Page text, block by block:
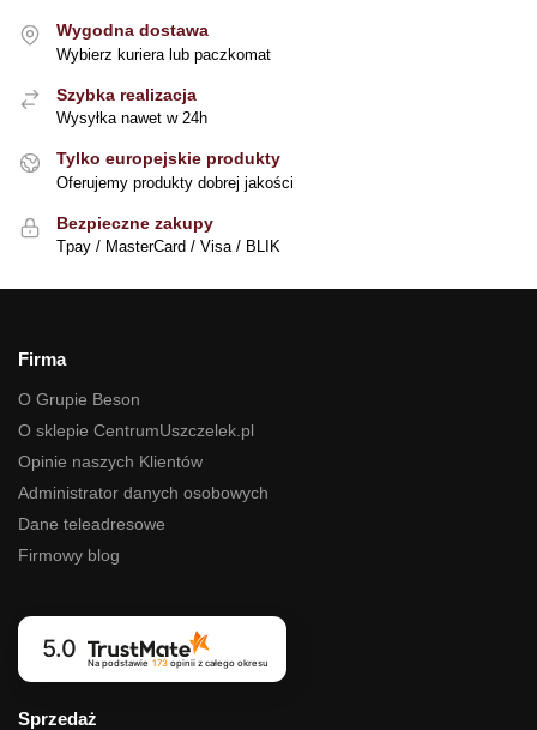
Wygodna dostawa
Wybierz kuriera lub paczkomat
Szybka realizacja
Wysyłka nawet w 24h
Tylko europejskie produkty
Oferujemy produkty dobrej jakości
Bezpieczne zakupy
Tpay / MasterCard / Visa / BLIK
Firma
O Grupie Beson
O sklepie CentrumUszczelek.pl
Opinie naszych Klientów
Administrator danych osobowych
Dane teleadresowe
Firmowy blog
5.0
Na podstawie 173opinii z całego okresu
Sprzedaż